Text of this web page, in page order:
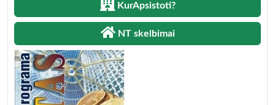
KurApsistoti?
NT skelbimai